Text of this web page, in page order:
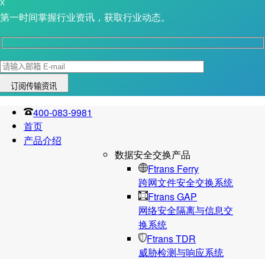
X
第一时间掌握行业资讯，获取行业动态。
400-083-9981
首页
产品介绍
数据安全交换产品
Ftrans Ferry
跨网文件安全交换系统
Ftrans GAP
网络安全隔离与信息交
换系统
Ftrans TDR
威胁检测与响应系统